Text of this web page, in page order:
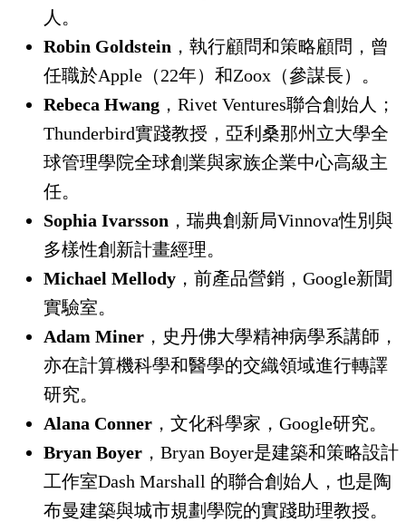
人。
Robin Goldstein ，執行顧問和策略顧問，曾
任職於Apple（22年）和Zoox（參謀長）。
Rebeca Hwang ，Rivet Ventures聯合創始人；
Thunderbird實踐教授，亞利桑那州立大學全
球管理學院全球創業與家族企業中心高級主
任。
Sophia Ivarsson ，瑞典創新局Vinnova性別與
多樣性創新計畫經理。
Michael Mellody ，前產品營銷，Google新聞
實驗室。
Adam Miner ，史丹佛大學精神病學系講師，
亦在計算機科學和醫學的交織領域進行轉譯
研究。
Alana Conner ，文化科學家，Google研究。
Bryan Boyer ，Bryan Boyer是建築和策略設計
工作室Dash Marshall 的聯合創始人，也是陶
布曼建築與城市規劃學院的實踐助理教授。